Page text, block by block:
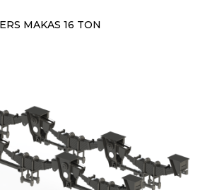
MAKAS 16 TON